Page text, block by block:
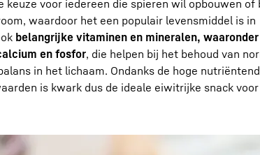
keuze voor iedereen die spieren wil opbouwen of
waardoor het een populair levensmiddel is in
belangrijke vitaminen en mineralen,
en fosfor, die helpen bij het behoud van
in het lichaam. Ondanks de hoge
is kwark dus de ideale eiwitrijke snack